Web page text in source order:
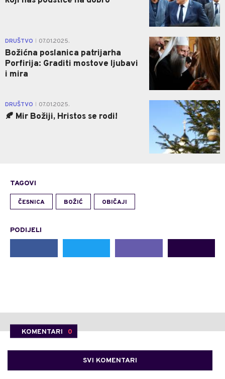
DRUŠTVO 07.01.2025.
Božićna poslanica patrijarha
Porfirija: Graditi mostove ljubavi
i mira
0
DRUŠTVO 07.01.2025.
🍂 Mir Božiji, Hristos se rodi!
0
TAGOVI
ČESNICA BOŽIĆ OBIČAJI
PODIJELI
KOMENTARI 0
SVI KOMENTARI